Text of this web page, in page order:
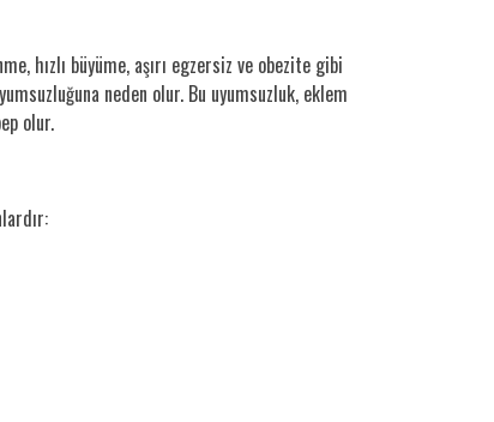
hızlı büyüme, aşırı egzersiz ve obezite gibi
neden olur. Bu uyumsuzluk, eklem
olur.